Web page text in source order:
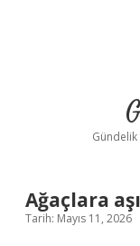
Gündelik
Ağaçlara
Tarih: Mayıs 11, 2026